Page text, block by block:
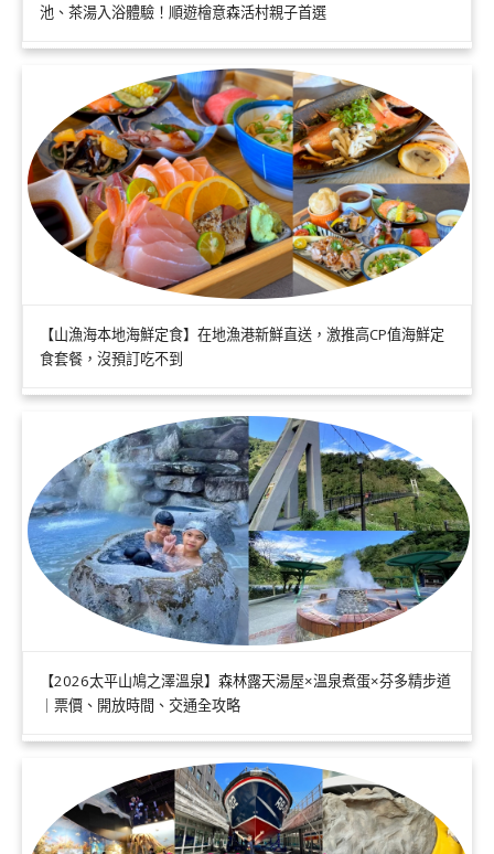
池、茶湯入浴體驗！順遊檜意森活村親子首選
【山漁海本地海鮮定食】在地漁港新鮮直送，激推高CP值海鮮定
食套餐，沒預訂吃不到
【2026太平山鳩之澤溫泉】森林露天湯屋×溫泉煮蛋×芬多精步道
｜票價、開放時間、交通全攻略